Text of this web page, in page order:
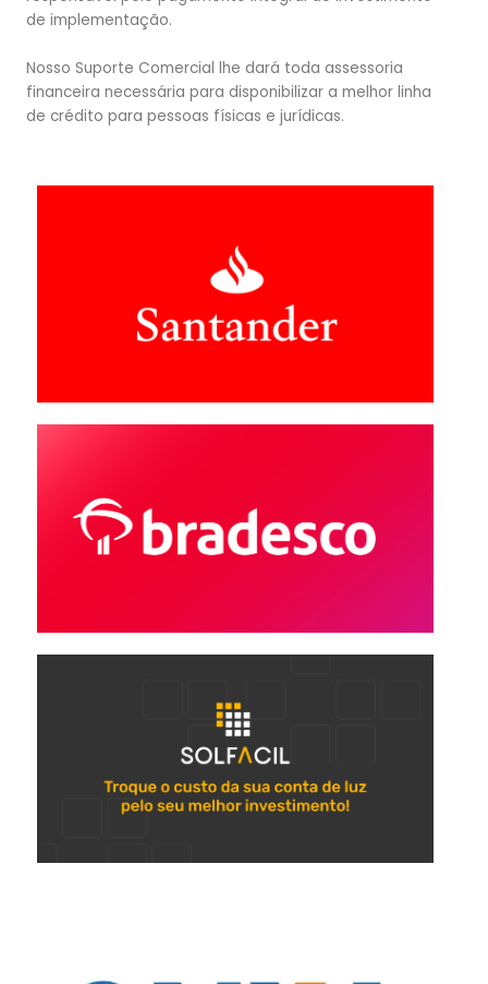
de implementação.
Nosso Suporte Comercial lhe dará toda assessoria
financeira necessária para disponibilizar a melhor linha
de crédito para pessoas físicas e jurídicas.